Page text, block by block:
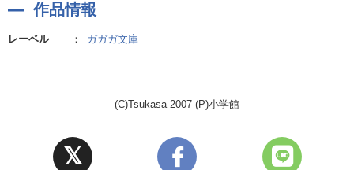
作品情報
レーベル ： ガガガ文庫
(C)Tsukasa 2007 (P)小学館